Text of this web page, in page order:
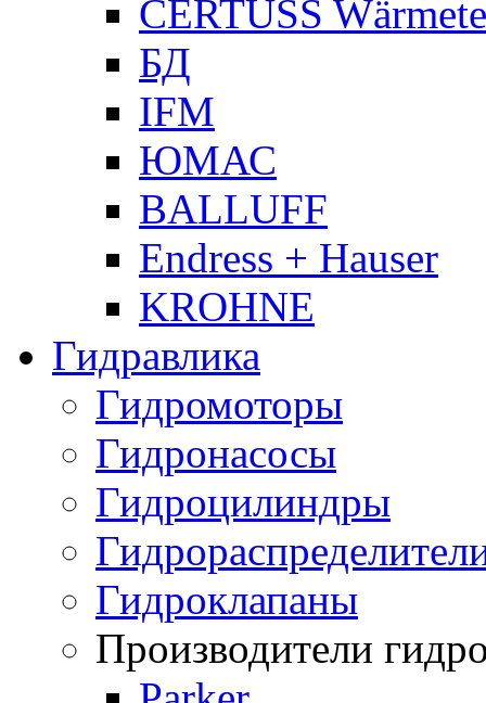
CERTUSS
БД
IFM
ЮМАС
BALLUFF
Endress + Hauser
KROHNE
Гидравлика
Гидромоторы
Гидронасосы
Гидроцилиндры
Гидроклапаны
Производители